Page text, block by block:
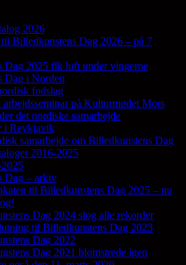
2026
Billedkunstens Dag 2026 – på 7
Dag 2025 fik luft under vingerne
Dag i Norden
fodslag
på Kulturmødet Mors
det nordiske samarbejde
i Reykjavik
samarbejde om Billedkunstens Dag
2016-2025
Dag – arkiv
til Billedkunstens Dag 2025 – nu
Dag 2024 slog alle rekorder
til Billedkunstens Dag 2023
Dag 2022
Dag 2021 blomstrede igen